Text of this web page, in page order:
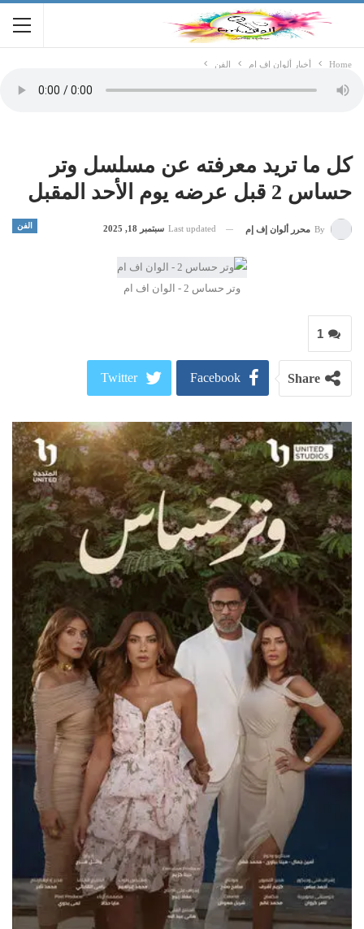
Home أخبار ألوان اف ام الفن
كل ما تريد معرفته عن مسلسل وتر
حساس 2 قبل عرضه يوم الأحد المقبل
الفن By محرر ألوان إف إم Last updated سبتمبر 18, 2025
وتر حساس 2 - الوان اف ام
1
Share
Facebook
Twitter
Google+
ReddIt
WhatsApp
Pinterest
البريد الالكتروني